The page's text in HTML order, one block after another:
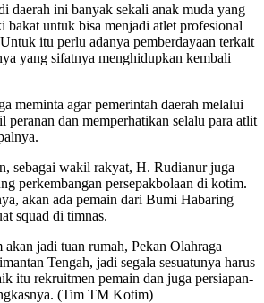
daerah ini banyak sekali anak muda yang
bakat untuk bisa menjadi atlet profesional
itu perlu adanya pemberdayaan terkait
yang sifatnya menghidupkan kembali
meminta agar pemerintah daerah melalui
peranan dan memperhatikan selalu para atlit
sebagai wakil rakyat, H. Rudianur juga
perkembangan persepakbolaan di kotim.
akan ada pemain dari Bumi Habaring
squad di timnas.
jadi tuan rumah, Pekan Olahraga
Tengah, jadi segala sesuatunya harus
itu rekruitmen pemain dan juga persiapan-
(Tim TM Kotim)